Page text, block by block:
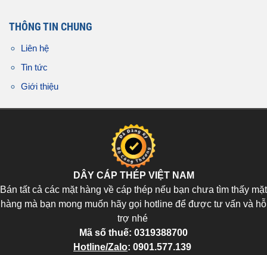
THÔNG TIN CHUNG
Liên hệ
Tin tức
Giới thiệu
DÂY CÁP THÉP VIỆT NAM
Bán tất cả các mặt hàng về cáp thép nếu bạn chưa tìm thấy mặt
hàng mà bạn mong muốn hãy gọi hotline để được tư vấn và hỗ
trợ nhé
Mã số thuế: 0319388700
Hotline/Zalo: 0901.577.139